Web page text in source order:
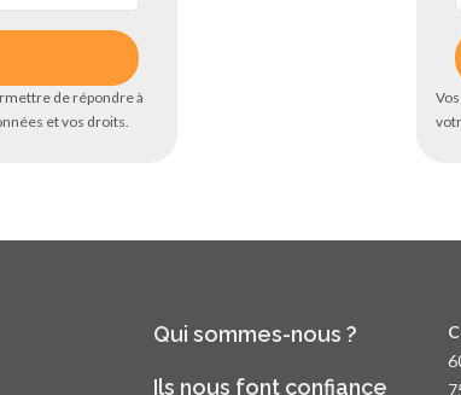
de répondre à
et vos droits.
Qui sommes-nous ?
Ils nous font confiance